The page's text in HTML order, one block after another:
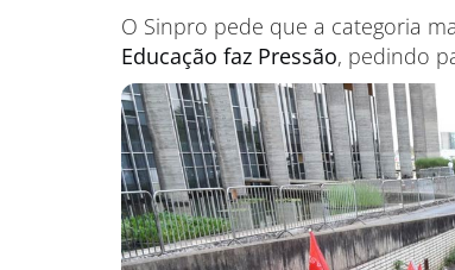
O Sinpro pede que a categoria
Educação faz Pressão, pedindo